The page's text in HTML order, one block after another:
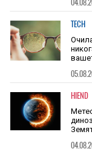
TECH
HIEND